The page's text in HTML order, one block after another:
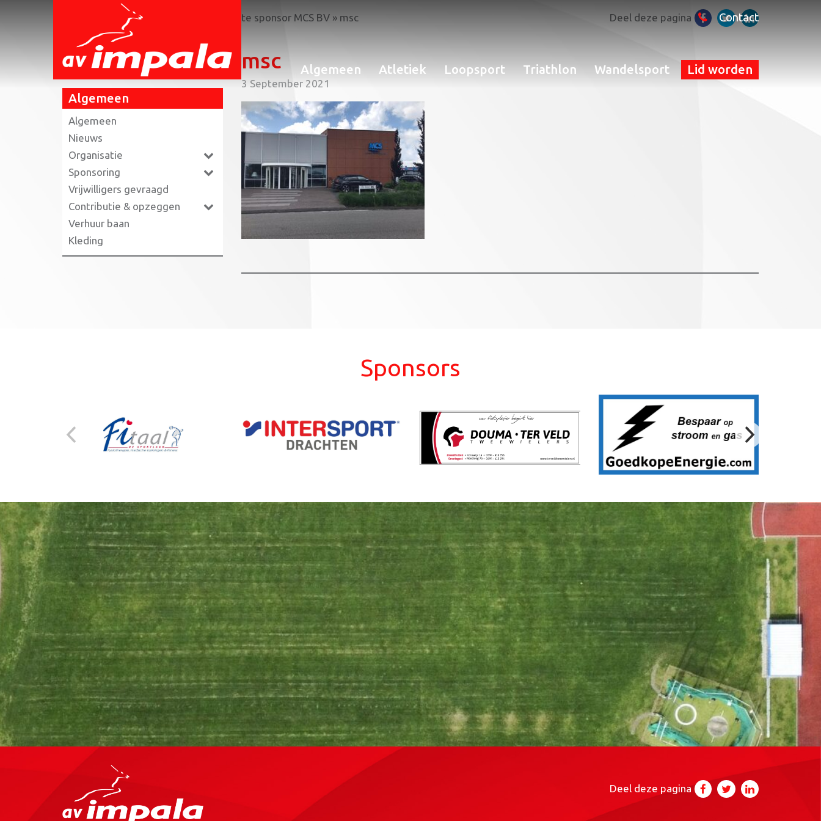
Contact
Algemeen Atletiek Loopsport Triathlon Wandelsport Lid worden
Even voorstellen: onze nieuwste sponsor MCS BV » msc Deel deze pagina
Algemeen
Algemeen
Nieuws
Organisatie
Sponsoring
Vrijwilligers gevraagd
Contributie & opzeggen
Verhuur baan
Kleding
msc
3 September 2021
Sponsors
Deel deze pagina